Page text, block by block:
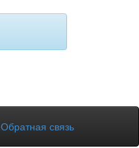
Обратная связь